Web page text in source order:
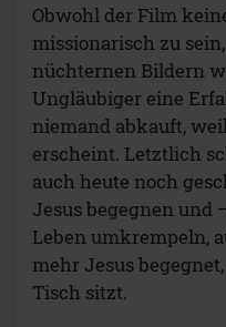
Obwohl der Film
missionarisch zu
nüchternen Bildern
Ungläubiger eine
niemand abkauft,
erscheint. Letztlich
auch heute noch
Jesus begegnen
Leben umkrempeln,
mehr Jesus
Tisch sitzt.